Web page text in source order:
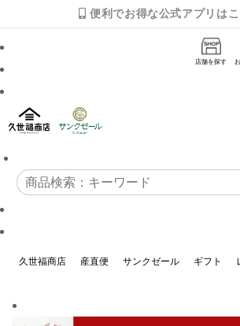
便利でお得な公式アプリはこ
店舗を探す
久世福商店 産直便 サンクゼール ギフト